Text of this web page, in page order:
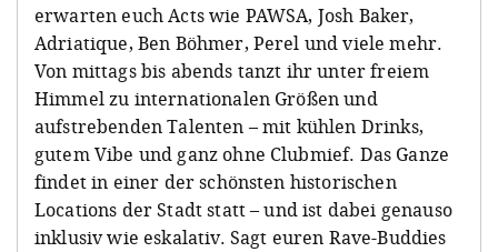
erwarten euch Acts wie PAWSA, Josh Baker,
Adriatique, Ben Böhmer, Perel und viele mehr.
Von mittags bis abends tanzt ihr unter freiem
Himmel zu internationalen Größen und
aufstrebenden Talenten – mit kühlen Drinks,
gutem Vibe und ganz ohne Clubmief. Das Ganze
findet in einer der schönsten historischen
Locations der Stadt statt – und ist dabei genauso
inklusiv wie eskalativ. Sagt euren Rave-Buddies